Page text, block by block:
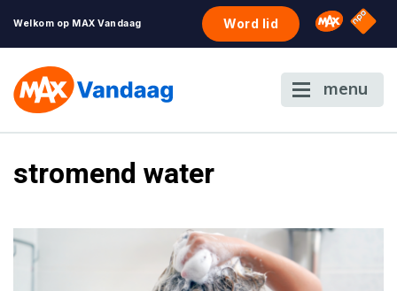
Welkom op MAX Vandaag Word lid Omroep
NPO
menu
stromend water